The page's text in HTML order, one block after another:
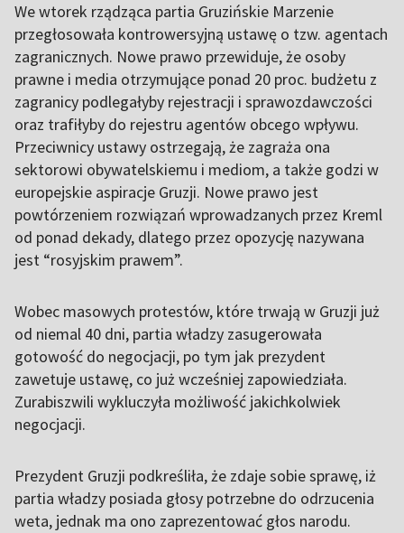
We wtorek rządząca partia Gruzińskie Marzenie
przegłosowała kontrowersyjną ustawę o tzw. agentach
zagranicznych. Nowe prawo przewiduje, że osoby
prawne i media otrzymujące ponad 20 proc. budżetu z
zagranicy podlegałyby rejestracji i sprawozdawczości
oraz trafiłyby do rejestru agentów obcego wpływu.
Przeciwnicy ustawy ostrzegają, że zagraża ona
sektorowi obywatelskiemu i mediom, a także godzi w
europejskie aspiracje Gruzji. Nowe prawo jest
powtórzeniem rozwiązań wprowadzanych przez Kreml
od ponad dekady, dlatego przez opozycję nazywana
jest “rosyjskim prawem”.
Wobec masowych protestów, które trwają w Gruzji już
od niemal 40 dni, partia władzy zasugerowała
gotowość do negocjacji, po tym jak prezydent
zawetuje ustawę, co już wcześniej zapowiedziała.
Zurabiszwili wykluczyła możliwość jakichkolwiek
negocjacji.
Prezydent Gruzji podkreśliła, że zdaje sobie sprawę, iż
partia władzy posiada głosy potrzebne do odrzucenia
weta, jednak ma ono zaprezentować głos narodu.